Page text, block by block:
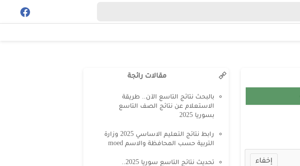
مقالات رائجة
بالبحث نتائج التاسع الآن.. طريقة
الاستعلام عن نتائج الصف التاسع
بسوريا 2025
رابط نتائج التعليم الاساسي 2025 وزارة
التربية حسب المحافظة والاسم moed
تحديث نتائج التاسع سوريا 2025..